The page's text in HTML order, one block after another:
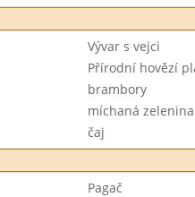
Vývar s vejci
Přírodní hovězí
brambory
míchaná zelenina
čaj
Pagač